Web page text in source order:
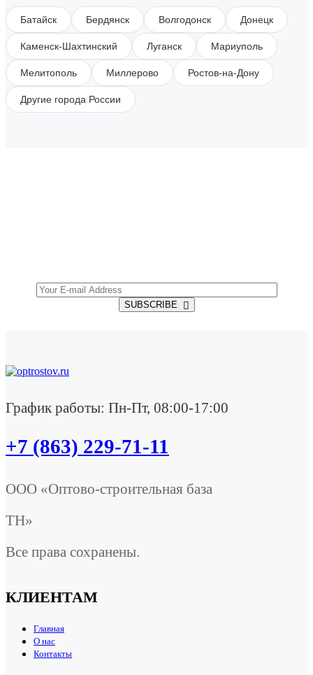
Батайск Бердянск Волгодонск Донецк
Каменск-Шахтинский Луганск Мариуполь
Мелитополь Миллерово Ростов-на-Дону
Другие города России
SUBSCRIBE
График работы: Пн-Пт, 08:00-17:00
+7 (863) 229-71-11
ООО «Оптово-строительная база
ТН»
Все права сохранены.
КЛИЕНТАМ
Главная
О нас
Контакты